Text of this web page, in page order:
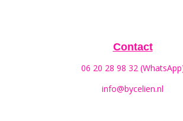
Contact
06 20 28 98 32
info@bycelien.nl